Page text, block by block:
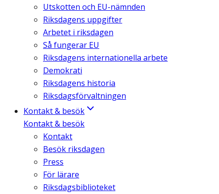
Utskotten och EU-nämnden
Riksdagens uppgifter
Arbetet i riksdagen
Så fungerar EU
Riksdagens internationella arbete
Demokrati
Riksdagens historia
Riksdagsförvaltningen
Kontakt & besök
Kontakt & besök
Kontakt
Besök riksdagen
Press
För lärare
Riksdagsbiblioteket